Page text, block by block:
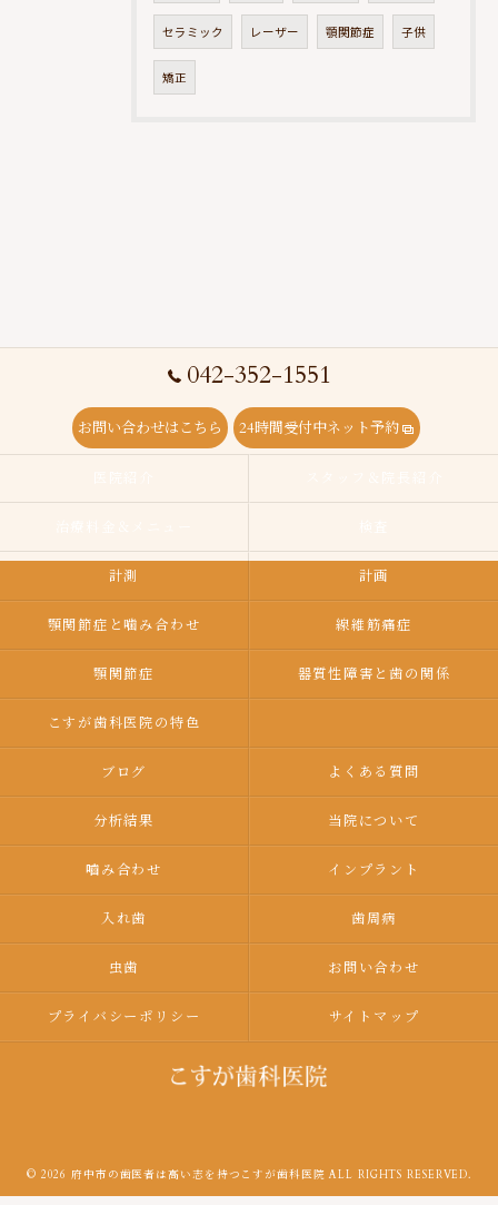
セラミック レーザー 顎関節症 子供
矯正
042-352-1551
お問い合わせはこちら 24時間受付中ネット予約
計測 計画
顎関節症と噛み合わせ 線維筋痛症
顎関節症 器質性障害と歯の関係
こすが歯科医院の特色
ブログ よくある質問
分析結果 当院について
嚙み合わせ インプラント
入れ歯 歯周病
虫歯 お問い合わせ
プライバシーポリシー サイトマップ
© 2026 府中市の歯医者は高い志を持つこすが歯科医院 ALL RIGHTS RESERVED.